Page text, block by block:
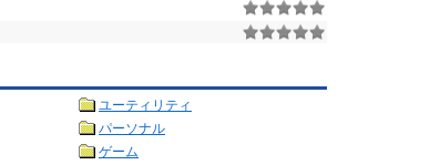
ユーティリティ
パーソナル
ゲーム